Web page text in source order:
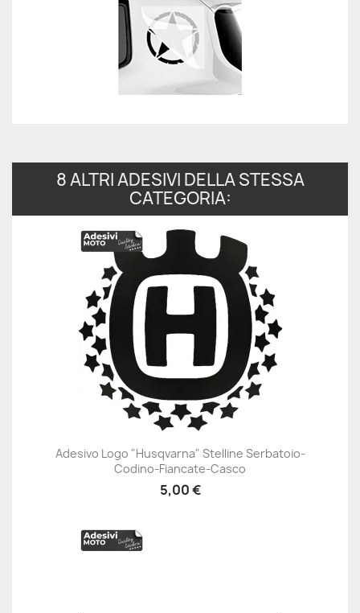
8 ALTRI ADESIVI DELLA STESSA
CATEGORIA:
Adesivo Logo "Husqvarna" Stelline Serbatoio-
Codino-Fiancate-Casco
5,00 €